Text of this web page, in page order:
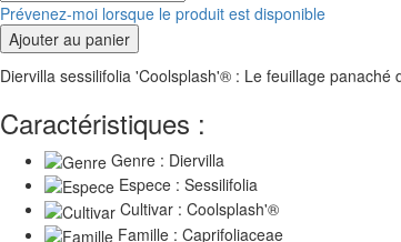
Prévenez-moi lorsque le produit est disponible
Ajouter au panier
Diervilla sessilifolia 'Coolsplash'® : Le feuillage
Caractéristiques :
Genre : Diervilla
Espece : Sessilifolia
Cultivar : Coolsplash'®
Famille : Caprifoliaceae